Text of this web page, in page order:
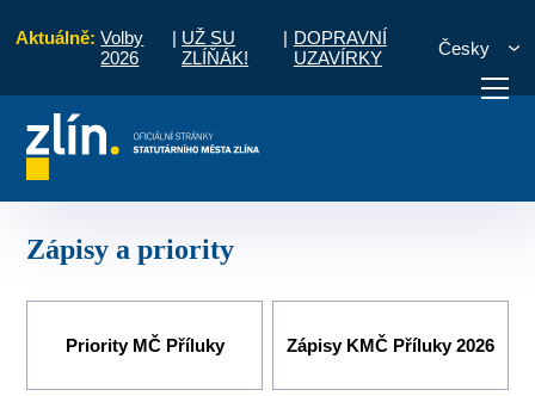
Aktuálně: Volby
2026
| UŽ SU
ZLÍŇÁK!
| DOPRAVNÍ
UZAVÍRKY
Česky
vyřídit Potřebuji zaplatit
Zápisy a priority
Priority MČ Příluky Zápisy KMČ Příluky 2026